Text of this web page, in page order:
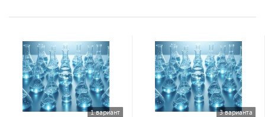
1 вариант 3 варианта